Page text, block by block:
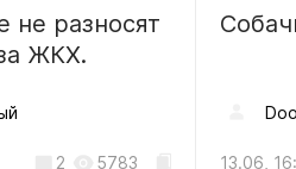
В
не разносят
ЖКХ.
2 5783 13.06,